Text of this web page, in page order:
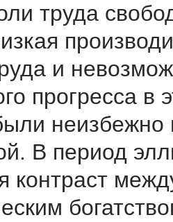
труда
и
прогресса в
неизбежно
В период
контраст